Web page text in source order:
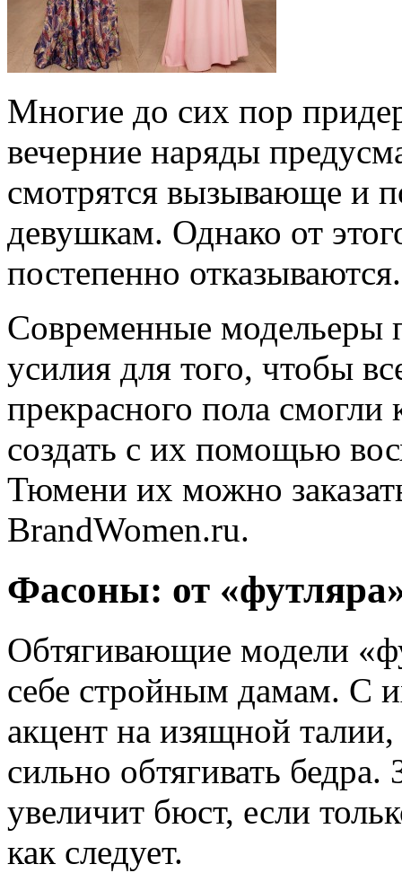
Многие до сих пор
вечерние наряды
смотрятся вызывающе и
девушкам. Однако от
постепенно отказываются.
Современные модельеры
усилия для того, чтобы
прекрасного пола
создать с их помощью
Тюмени их можно
BrandWomen.ru.
Фасоны: от
Обтягивающие модели
себе стройным дамам. С
акцент на изящной
сильно обтягивать бедра.
увеличит бюст, если
как следует.